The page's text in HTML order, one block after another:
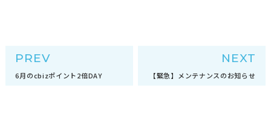
PREV
6月のcbizポイント2倍DAY
NEXT
【緊急】メンテナンスのお知らせ